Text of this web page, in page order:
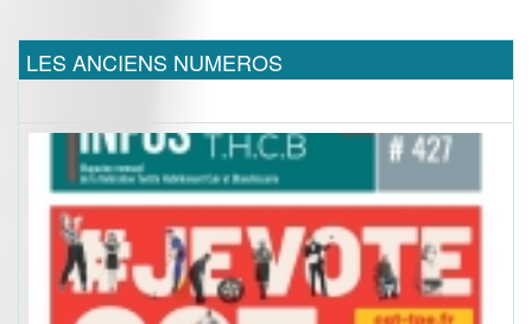
LES ANCIENS NUMEROS